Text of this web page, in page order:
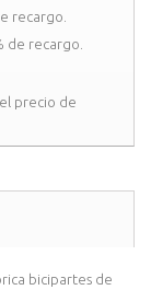
recargo.
de recargo.
precio de
bicipartes de